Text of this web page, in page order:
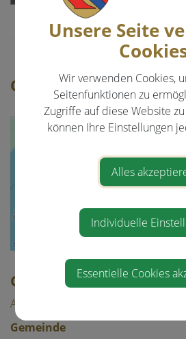
GEMEINDE &
Aktuelles
Gemeinde
Google Maps
Unsere Seite
Wir verwenden Cookies,
Seitenfunktionen zu
Zugriffe auf diese Website
können Ihre Einstellungen
Alles
Individuelle
Essentielle Cookies